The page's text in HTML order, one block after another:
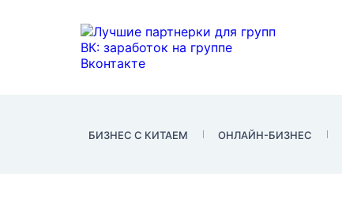
БИЗНЕС С КИТАЕМ ОНЛАЙН-БИЗНЕС